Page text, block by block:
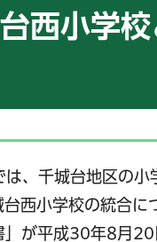
西小学
、千城台地区の
西小学校の統合
が平成30年8月